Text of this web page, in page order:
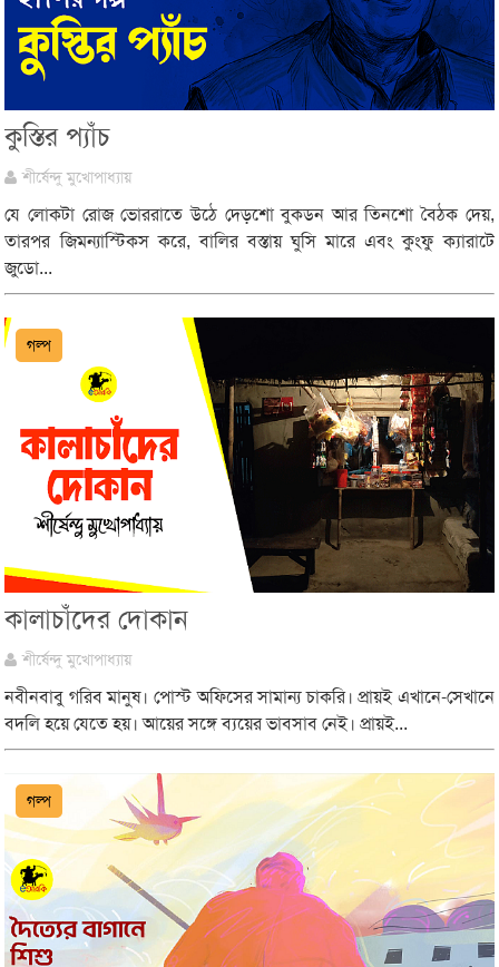
কুস্তির প্যাঁচ
শীর্ষেন্দু মুখোপাধ্যায়
যে লোকটা রোজ ভোররাতে উঠে দেড়শো বুকডন আর তিনশো বৈঠক দেয়,
তারপর জিমন্যাস্টিকস করে, বালির বস্তায় ঘুসি মারে এবং কুংফু ক্যারাটে
জুডো...
গল্প
কালাচাঁদের দোকান
শীর্ষেন্দু মুখোপাধ্যায়
নবীনবাবু গরিব মানুষ। পোস্ট অফিসের সামান্য চাকরি। প্রায়ই এখানে-সেখানে
বদলি হয়ে যেতে হয়। আয়ের সঙ্গে ব্যয়ের ভাবসাব নেই। প্রায়ই...
গল্প